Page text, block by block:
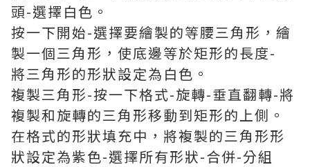
頭-選擇白色。
按一下開始-選擇要繪製的等腰三角形，繪
製一個三角形，使底邊等於矩形的長度-
將三角形的形狀設定為白色。
複製三角形-按一下格式-旋轉-垂直翻轉-將
複製和旋轉的三角形移動到矩形的上側。
在格式的形狀填充中，將複製的三角形形
狀設定為紫色-選擇所有形狀-合併-分組